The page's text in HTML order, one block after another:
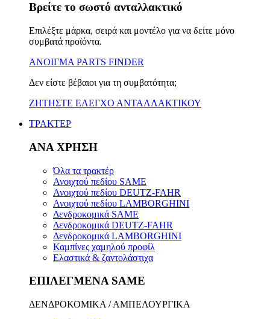
Βρείτε το σωστό ανταλλακτικό
Επιλέξτε μάρκα, σειρά και μοντέλο για να δείτε μόνο
συμβατά προϊόντα.
ΑΝΟΙΓΜΑ PARTS FINDER
Δεν είστε βέβαιοι για τη συμβατότητα;
ΖΗΤΗΣΤΕ ΕΛΕΓΧΟ ΑΝΤΑΛΛΑΚΤΙΚΟΥ
ΤΡΑΚΤΕΡ
ΑΝΑ ΧΡΗΣΗ
Όλα τα τρακτέρ
Ανοιχτού πεδίου SAME
Ανοιχτού πεδίου DEUTZ-FAHR
Ανοιχτού πεδίου LAMBORGHINI
Δενδροκομικά SAME
Δενδροκομικά DEUTZ-FAHR
Δενδροκομικά LAMBORGHINI
Καμπίνες χαμηλού προφίλ
Ελαστικά & ζαντολάστιχα
ΕΠΙΛΕΓΜΕΝΑ SAME
ΔΕΝΔΡΟΚΟΜΙΚΑ / ΑΜΠΕΛΟΥΡΓΙΚΑ